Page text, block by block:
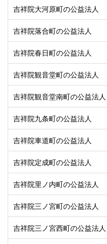
吉祥院大河原町の公益法人
吉祥院落合町の公益法人
吉祥院春日町の公益法人
吉祥院観音堂町の公益法人
吉祥院観音堂南町の公益法人
吉祥院九条町の公益法人
吉祥院車道町の公益法人
吉祥院定成町の公益法人
吉祥院里ノ内町の公益法人
吉祥院三ノ宮町の公益法人
吉祥院三ノ宮西町の公益法人